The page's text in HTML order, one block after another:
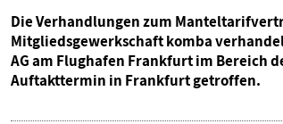
Die Verhandlungen zum
Mitgliedsgewerkschaft komba
AG am Flughafen Frankfurt im Bereich
Auftakttermin in Frankfurt getroffen.